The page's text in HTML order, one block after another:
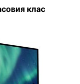
клас